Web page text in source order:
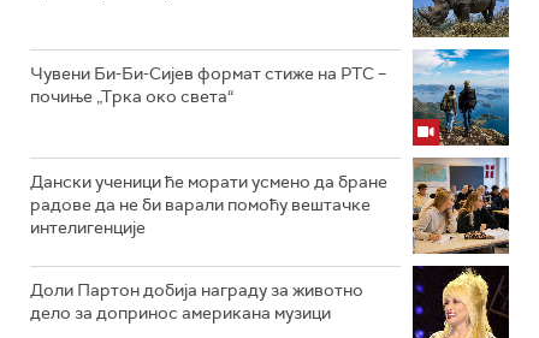
Чувени Би-Би-Сијев формат стиже на РТС –
почиње „Трка око света“
Дански ученици ће морати усмено да бране
радове да не би варали помоћу вештачке
интелигенције
Доли Партон добија награду за животно
дело за допринос американа музици